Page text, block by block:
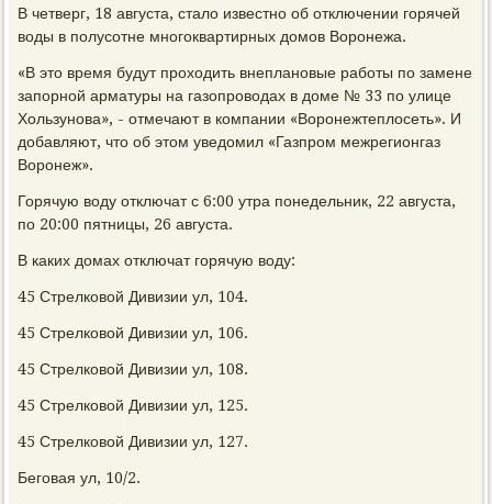
В четверг, 18 августа, стало известно об отключении горячей
воды в полусотне многоквартирных домов Воронежа.
«В это время будут проходить внеплановые работы по замене
запорной арматуры на газопроводах в доме № 33 по улице
Хользунова», - отмечают в компании «Воронежтеплосеть». И
добавляют, что об этом уведомил «Газпром межрегионгаз
Воронеж».
Горячую воду отключат с 6:00 утра понедельник, 22 августа,
по 20:00 пятницы, 26 августа.
В каких домах отключат горячую воду:
45 Стрелковой Дивизии ул, 104.
45 Стрелковой Дивизии ул, 106.
45 Стрелковой Дивизии ул, 108.
45 Стрелковой Дивизии ул, 125.
45 Стрелковой Дивизии ул, 127.
Беговая ул, 10/2.